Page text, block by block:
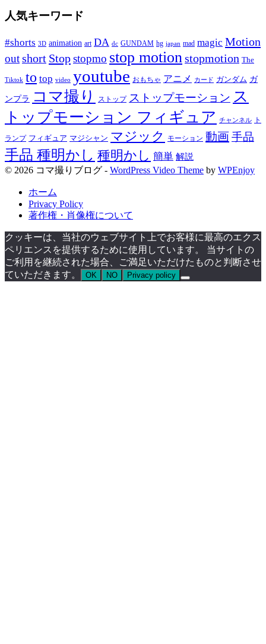
人気キーワード
#shorts 3D animation art DA dc GUNDAM hg japan mad magic Motion
outshort Stopstopmo stop motionstopmotion The
Tiktok to top video youtube おもちゃ アニメ カード ガンダム ガ
ンプラ コマ撮り ストップ ストップモーション ス
トップモーション フィギュア チャンネル ト
ランプ フィギュア マジシャン マジック モーション 動画手品
手品 種明かし 種明かし 簡単 解説
© 2026 コマ撮りブログ - WordPress Video Theme by WPEnjoy
ホーム
Privacy Policy
著作権・肖像権について
クッキーは、当社のウェブサイト上でお客様に最高のエクス
ペリエンスを提供するために使用しています。 当サイトの
ご利用を継続された場合、ご満足いただけたものと判断させ
ていただきます。
OK NO Privacy policy